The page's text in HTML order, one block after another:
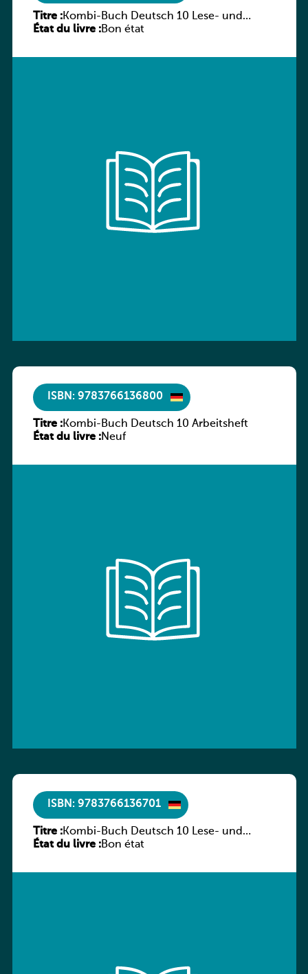
Titre :Kombi-Buch Deutsch 10 Lese- und
Sprachbuch
État du livre :Bon état
ISBN: 9783766136800
Titre :Kombi-Buch Deutsch 10 Arbeitsheft
État du livre :Neuf
ISBN: 9783766136701
Titre :Kombi-Buch Deutsch 10 Lese- und
Sprachbuch
État du livre :Bon état